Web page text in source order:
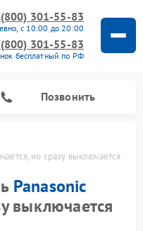
301-55-83
с 10:00 до 20:00
301-55-83
бесплатный по РФ
Позвонить
но сразу выключается
Panasonic
выключается